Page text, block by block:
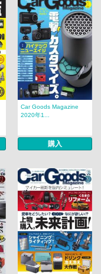
Car Goods Magazine
2020年1...
購入